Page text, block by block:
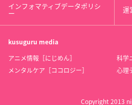
インフォマティブデータポリシ
ー 運
kusuguru media
アニメ情報［にじめん］
科学
メンタルケア［ココロジー］
心理
Copyright 2013